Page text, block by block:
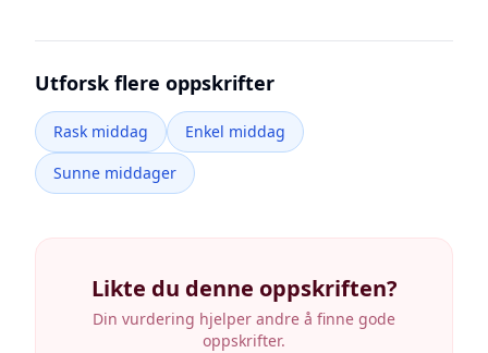
Utforsk flere oppskrifter
Rask middag
Enkel middag
Sunne middager
Likte du denne oppskriften?
Din vurdering hjelper andre å finne gode
oppskrifter.